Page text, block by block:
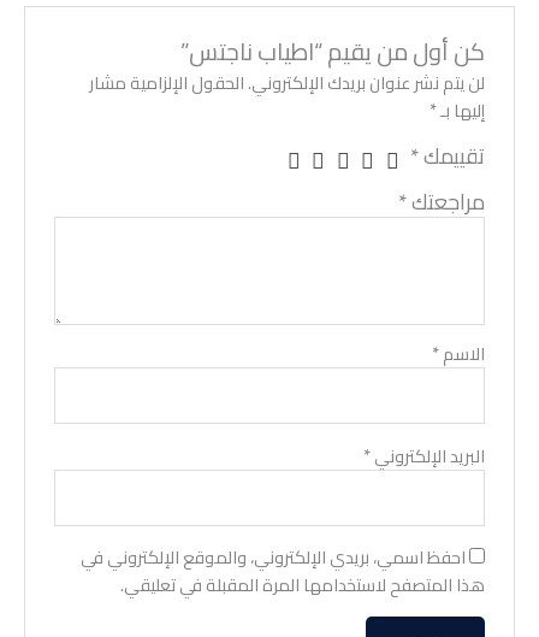
كن أول من يقيم “اطياب ناجتس”
لن يتم نشر عنوان بريدك الإلكتروني.الحقول الإلزامية مشار
إليها بـ*
تقييمك*
مراجعتك*
الاسم*
البريد الإلكتروني*
احفظ اسمي، بريدي الإلكتروني، والموقع الإلكتروني في
هذا المتصفح لاستخدامها المرة المقبلة في تعليقي.